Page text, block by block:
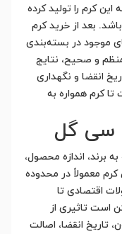
کرم را تولید کرده
بعد از خرید کرم
موجود در بسته‌بندی
و صحیح، نتایج
انقضا و نگهداری
کرم همواره به
سی گل
اندازه محصول،
کرم معمولاً در محدوده
اقتصادی تا
است تاثیری از
تاریخ انقضا، اصالت